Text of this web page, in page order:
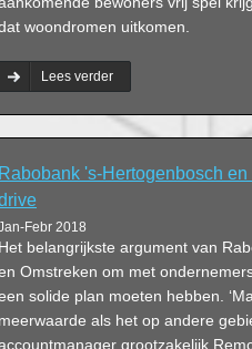
woondromen uitkomen.
Lees verder
Rabobank 's-Hertogenbosch
Febr 2018
Het belangrijkste argument van
Omstreken om met
solide plan moeten hebben.
meerwaarde als het op andere
grootzakelijk